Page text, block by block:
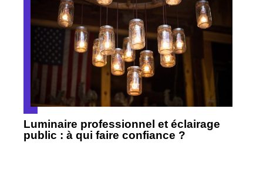
Luminaire professionnel et éclairage
public : à qui faire confiance ?